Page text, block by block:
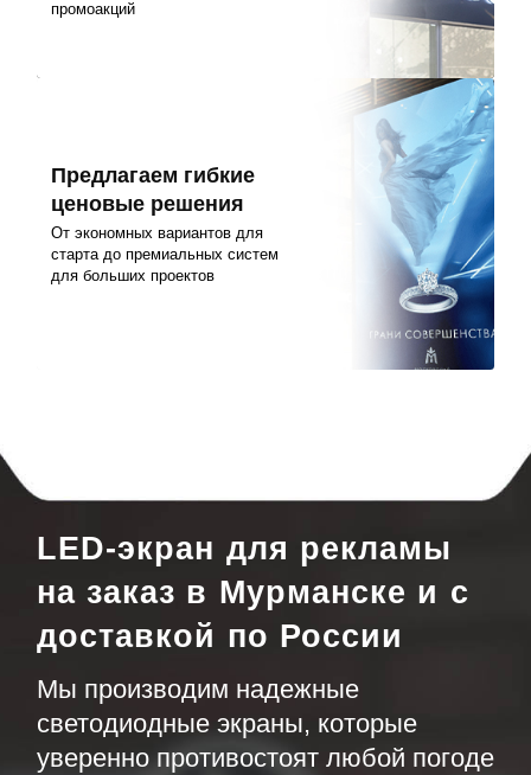
промоакций
Предлагаем гибкие
ценовые решения
От экономных вариантов для
старта до премиальных систем
для больших проектов
LED-экран для рекламы
на заказ в Мурманске и с
доставкой по России
Мы производим надежные
светодиодные экраны, которые
уверенно противостоят любой погоде